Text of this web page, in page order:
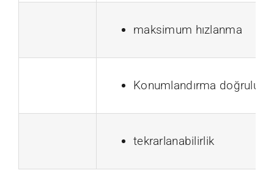
maksimum hızlanma
Konumlandırma doğruluğu
tekrarlanabilirlik